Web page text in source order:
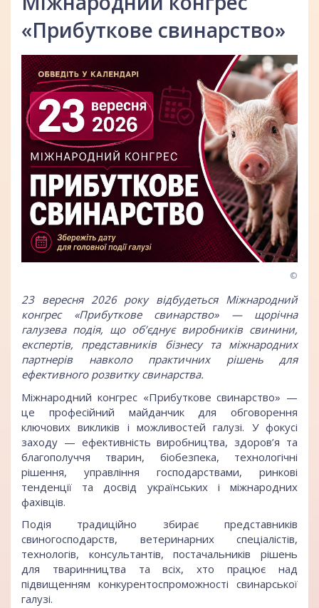
«Прибуткове свинарство»
©
23 вересня 2026 року відбудеться Міжнародний
конгрес «Прибуткове свинарство» — щорічна
галузева подія, що об’єднує виробників свинини,
експертів, представників бізнесу та міжнародних
партнерів навколо практичних рішень для
ефективного розвитку свинарства.
Міжнародний конгрес «Прибуткове свинарство» —
це професійний майданчик для обговорення
ключових викликів і можливостей галузі. У фокусі
заходу — ефективність виробництва, здоров’я та
благополуччя тварин, біобезпека, технологічні
рішення, управління господарствами, ринкові
тенденції та досвід українських і міжнародних
фахівців.
Подія традиційно збирає представників
свиногосподарств, ветеринарних спеціалістів,
технологів, консультантів, постачальників рішень
для тваринництва та всіх, хто працює над
підвищенням конкурентоспроможності свинарської
галузі.